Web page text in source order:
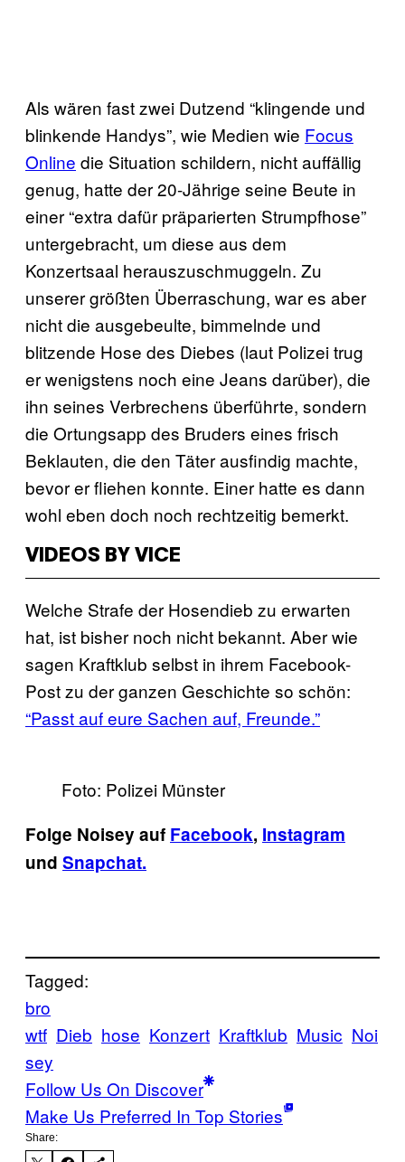
Als wären fast zwei Dutzend “klingende und
blinkende Handys”, wie Medien wie Focus
Online die Situation schildern, nicht auffällig
genug, hatte der 20-Jährige seine Beute in
einer “extra dafür präparierten Strumpfhose”
untergebracht, um diese aus dem
Konzertsaal herauszuschmuggeln. Zu
unserer größten Überraschung, war es aber
nicht die ausgebeulte, bimmelnde und
blitzende Hose des Diebes (laut Polizei trug
er wenigstens noch eine Jeans darüber), die
ihn seines Verbrechens überführte, sondern
die Ortungsapp des Bruders eines frisch
Beklauten, die den Täter ausfindig machte,
bevor er fliehen konnte. Einer hatte es dann
wohl eben doch noch rechtzeitig bemerkt.
VIDEOS BY VICE
Welche Strafe der Hosendieb zu erwarten
hat, ist bisher noch nicht bekannt. Aber wie
sagen Kraftklub selbst in ihrem Facebook-
Post zu der ganzen Geschichte so schön:
“Passt auf eure Sachen auf, Freunde.”
Foto: Polizei Münster
Folge Noisey auf Facebook, Instagram
und Snapchat.
Tagged:
bro
wtf Dieb hose Konzert Kraftklub Music Noi
sey
Follow Us On Discover
Make Us Preferred In Top Stories
Share: